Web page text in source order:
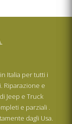
Italia per tutti i
Riparazione e
Jeep e Truck
e parziali .
dagli Usa.